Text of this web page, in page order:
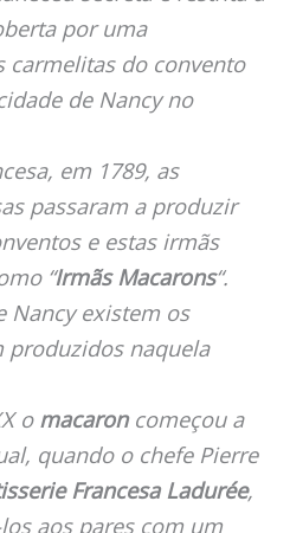
por uma
carmelitas do convento
de Nancy no
em 1789, as
passaram a produzir
e estas irmãs
“Irmãs Macarons“.
Nancy existem os
naquela
o macaroncomeçou a
quando o chefe Pierre
Francesa Ladurée,
aos pares com um